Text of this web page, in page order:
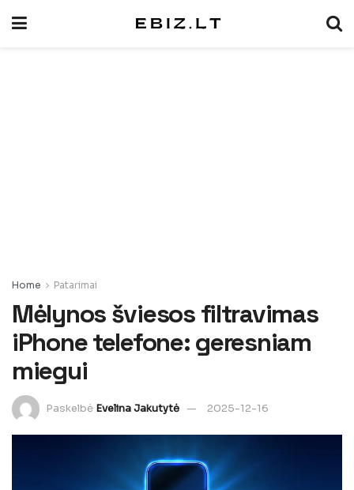
Home Patarimai
Mėlynos šviesos filtravimas
iPhone telefone: geresniam
miegui
Paskelbė Evelina Jakutytė 2025-12-16